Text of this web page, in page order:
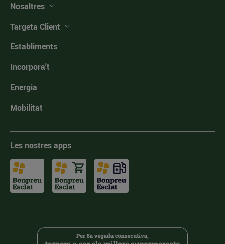
Nosaltres
Targeta Client
Establiments
Incorpora't
Energia
Mobilitat
Les nostres apps